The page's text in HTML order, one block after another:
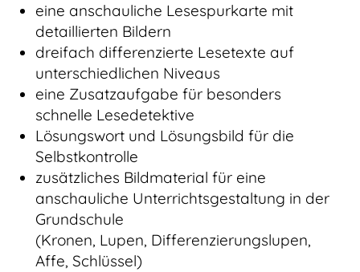
eine anschauliche Lesespurkarte mit
detaillierten Bildern
dreifach differenzierte Lesetexte auf
unterschiedlichen Niveaus
eine Zusatzaufgabe für besonders
schnelle Lesedetektive
Lösungswort und Lösungsbild für die
Selbstkontrolle
zusätzliches Bildmaterial für eine
anschauliche Unterrichtsgestaltung in der
Grundschule
(Kronen, Lupen, Differenzierungslupen,
Affe, Schlüssel)